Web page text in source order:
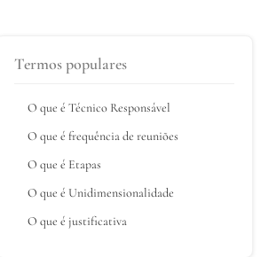
Termos populares
O que é Técnico Responsável
O que é frequência de reuniões
O que é Etapas
O que é Unidimensionalidade
O que é justificativa